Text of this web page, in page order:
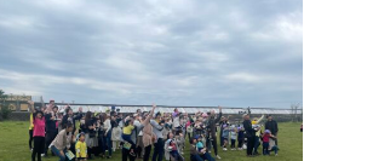
令和8年度 七夕夏祭り